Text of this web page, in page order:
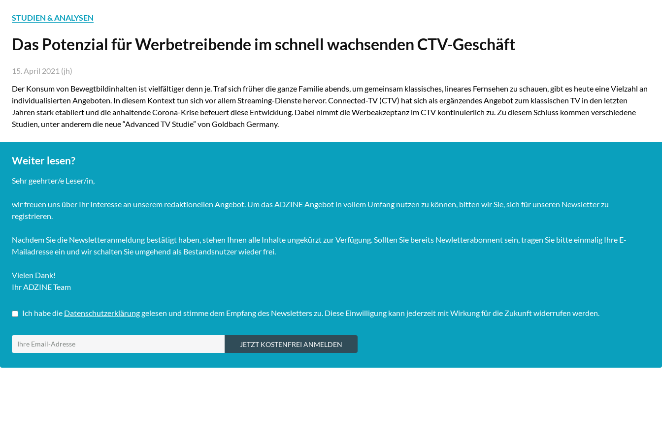
STUDIEN & ANALYSEN
Das Potenzial für Werbetreibende im schnell wachsenden CTV-Geschäft
15. April 2021 (jh)
Der Konsum von Bewegtbildinhalten ist vielfältiger denn je. Traf sich früher die ganze Familie abends, um gemeinsam klassisches, lineares Fernsehen zu schauen, gibt es heute eine Vielzahl an
individualisierten Angeboten. In diesem Kontext tun sich vor allem Streaming-Dienste hervor. Connected-TV (CTV) hat sich als ergänzendes Angebot zum klassischen TV in den letzten
Jahren stark etabliert und die anhaltende Corona-Krise befeuert diese Entwicklung. Dabei nimmt die Werbeakzeptanz im CTV kontinuierlich zu. Zu diesem Schluss kommen verschiedene
Studien, unter anderem die neue “Advanced TV Studie” von Goldbach Germany.
Weiter lesen?
Sehr geehrter/e Leser/in,
wir freuen uns über Ihr Interesse an unserem redaktionellen Angebot. Um das ADZINE Angebot in vollem Umfang nutzen zu können, bitten wir Sie, sich für unseren Newsletter zu
registrieren.
Nachdem Sie die Newsletteranmeldung bestätigt haben, stehen Ihnen alle Inhalte ungekürzt zur Verfügung. Sollten Sie bereits Newletterabonnent sein, tragen Sie bitte einmalig Ihre E-
Mailadresse ein und wir schalten Sie umgehend als Bestandsnutzer wieder frei.
Vielen Dank!
Ihr ADZINE Team
Ich habe die Datenschutzerklärunggelesen und stimme dem Empfang des Newsletters zu. Diese Einwilligung kann jederzeit mit Wirkung für die Zukunft widerrufen werden.
JETZT KOSTENFREI ANMELDEN